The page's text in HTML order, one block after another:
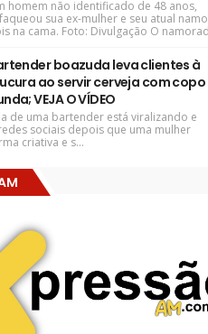
homem não identificado de 48 anos,
sua ex-mulher e seu atual
na cama. Foto: Divulgação O
boazuda leva clientes à
ao servir cerveja com copo
VEJA O VÍDEO
de uma bartender está viralizando e
sociais depois que uma mulher
criativa e s...